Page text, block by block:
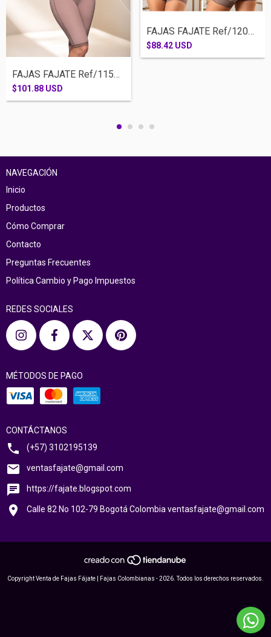
FAJAS FAJATE Ref/11541-RODILLA BRASIER C...
$101.88 USD
FAJAS FAJATE Ref/12046-CACHETERA SISA CI...
$88.42 USD
NAVEGACIÓN
Inicio
Productos
Cómo Comprar
Contacto
Preguntas Frecuentes
Política Cambio y Pago Impuestos
REDES SOCIALES
MÉTODOS DE PAGO
CONTÁCTANOS
(+57) 3102195139
ventasfajate@gmail.com
https://fajate.blogspot.com
Calle 82 No 102-79 Bogotá Colombia ventasfajate@gmail.com
Copyright Venta de Fajas Fájate | Fajas Colombianas - 2026. Todos los derechos reservados.